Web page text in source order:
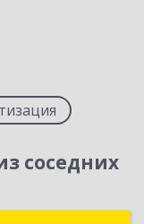
соседних